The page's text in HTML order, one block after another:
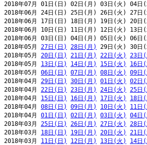
2018年07月 01日(日) 02日(月) 03日(火) 04
2018年06月 24日(日) 25日(月) 26日(火) 27
2018年06月 17日(日) 18日(月) 19日(火) 20
2018年06月 10日(日) 11日(月) 12日(火) 13
2018年06月 03日(日) 04日(月) 05日(火) 06
2018年05月 27日(日) 28日(月)
29日(火) 30
2018年05月 20日(日) 21日(月) 22日(火) 23日
2018年05月 13日(日) 14日(月) 15日(火) 16日
2018年05月 06日(日) 07日(月) 08日(火) 09日
2018年04月 29日(日) 30日(月) 01日(火) 02日
2018年04月 22日(日) 23日(月) 24日(火) 25日
2018年04月 15日(日) 16日(月) 17日(火) 18日
2018年04月 08日(日) 09日(月) 10日(火) 11日
2018年04月 01日(日) 02日(月) 03日(火) 04日
2018年03月 25日(日) 26日(月) 27日(火) 28日
2018年03月 18日(日) 19日(月) 20日(火) 21日
2018年03月 11日(日) 12日(月) 13日(火) 14日